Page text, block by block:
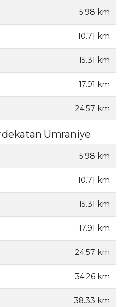
5.98 km
10.71 km
15.31 km
17.91 km
24.57 km
Umraniye
5.98 km
10.71 km
15.31 km
17.91 km
24.57 km
34.26 km
38.33 km